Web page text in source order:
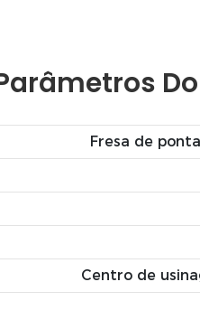
Fresa de
Centro de